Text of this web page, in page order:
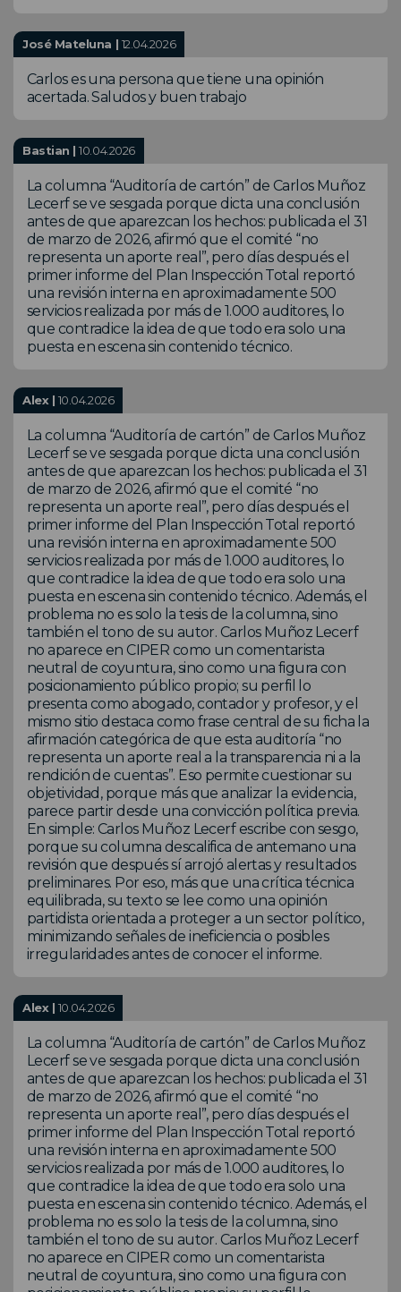
José Mateluna | 12.04.2026
Carlos es una persona que tiene una opinión
acertada. Saludos y buen trabajo
Bastian |10.04.2026
La columna “Auditoría de cartón” de Carlos Muñoz
Lecerf se ve sesgada porque dicta una conclusión
antes de que aparezcan los hechos: publicada el 31
de marzo de 2026, afirmó que el comité “no
representa un aporte real”, pero días después el
primer informe del Plan Inspección Total reportó
una revisión interna en aproximadamente 500
servicios realizada por más de 1.000 auditores, lo
que contradice la idea de que todo era solo una
puesta en escena sin contenido técnico.
Alex | 10.04.2026
La columna “Auditoría de cartón” de Carlos Muñoz
Lecerf se ve sesgada porque dicta una conclusión
antes de que aparezcan los hechos: publicada el 31
de marzo de 2026, afirmó que el comité “no
representa un aporte real”, pero días después el
primer informe del Plan Inspección Total reportó
una revisión interna en aproximadamente 500
servicios realizada por más de 1.000 auditores, lo
que contradice la idea de que todo era solo una
puesta en escena sin contenido técnico. Además, el
problema no es solo la tesis de la columna, sino
también el tono de su autor. Carlos Muñoz Lecerf
no aparece en CIPER como un comentarista
neutral de coyuntura, sino como una figura con
posicionamiento público propio; su perfil lo
presenta como abogado, contador y profesor, y el
mismo sitio destaca como frase central de su ficha la
afirmación categórica de que esta auditoría “no
representa un aporte real a la transparencia ni a la
rendición de cuentas”. Eso permite cuestionar su
objetividad, porque más que analizar la evidencia,
parece partir desde una convicción política previa.
En simple: Carlos Muñoz Lecerf escribe con sesgo,
porque su columna descalifica de antemano una
revisión que después sí arrojó alertas y resultados
preliminares. Por eso, más que una crítica técnica
equilibrada, su texto se lee como una opinión
partidista orientada a proteger a un sector político,
minimizando señales de ineficiencia o posibles
irregularidades antes de conocer el informe.
Alex | 10.04.2026
La columna “Auditoría de cartón” de Carlos Muñoz
Lecerf se ve sesgada porque dicta una conclusión
antes de que aparezcan los hechos: publicada el 31
de marzo de 2026, afirmó que el comité “no
representa un aporte real”, pero días después el
primer informe del Plan Inspección Total reportó
una revisión interna en aproximadamente 500
servicios realizada por más de 1.000 auditores, lo
que contradice la idea de que todo era solo una
puesta en escena sin contenido técnico. Además, el
problema no es solo la tesis de la columna, sino
también el tono de su autor. Carlos Muñoz Lecerf
no aparece en CIPER como un comentarista
neutral de coyuntura, sino como una figura con